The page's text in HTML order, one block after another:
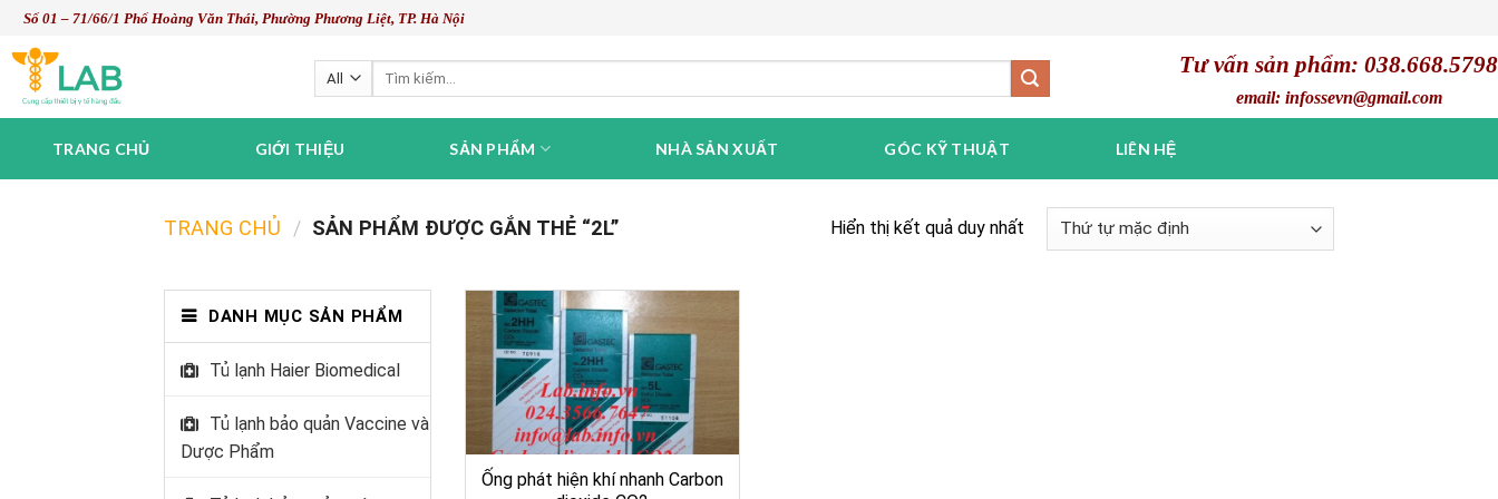
Skip
content
Số 01 – 71/66/1 Phố Hoàng Văn Thái, Phường Phương Liệt, TP. Hà Nội
Tìm
Tư vấn sản phẩm: 038.668.5798
email: infossevn@gmail.com
TRANG CHỦ GIỚI THIỆU SẢN PHẨM NHÀ SẢN XUẤT GÓC KỸ THUẬT LIÊN HỆ
TRANG CHỦ / SẢN PHẨM ĐƯỢC GẮN THẺ “2L” Hiển thị kết quả duy nhất
DANH MỤC SẢN PHẨM
Tủ lạnh Haier Biomedical
Tủ lạnh bảo quản Vaccine và
Dược Phẩm
Ống phát hiện khí nhanh Carbon